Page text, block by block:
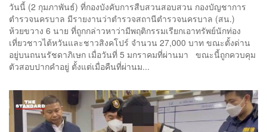
วันนี้ (2 กุมภาพันธ์) ที่กองบังคับการสืบสวนสอบสวน กองบัญชาการ
ตำรวจนครบาล มีรายงานว่าตำรวจสถานีตำรวจนครบาล (สน.)
ห้วยขวาง 6 นาย ที่ถูกกล่าวหาว่ามีพฤติกรรมเรียกเอาทรัพย์นักท่อง
เที่ยวชาวไต้หวันและชาวสิงคโปร์ จำนวน 27,000 บาท ขณะตั้งด่าน
อยู่บนถนนรัชดาภิเษก เมื่อวันที่ 5 มกราคมที่ผ่านมา ขณะนี้ถูกควบคุม
ตัวสอบปากคำอยู่ ตั้งแต่เมื่อคืนที่ผ่านม...